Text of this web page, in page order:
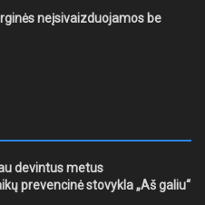
neįsivaizduojamos be
devintus metus
prevencinė stovykla „Aš galiu“